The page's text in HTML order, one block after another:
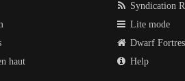
haut
Syndication
Lite mode
Dwarf
Help